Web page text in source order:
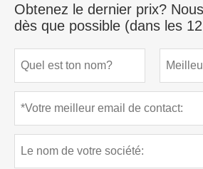
Obtenez le dernier prix?
dès que possible (dans les